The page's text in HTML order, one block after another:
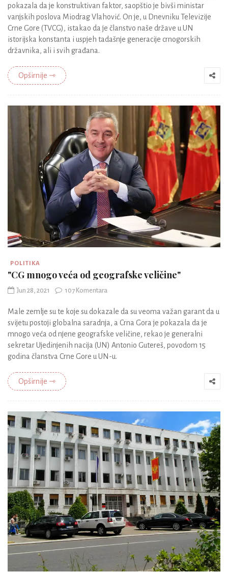
pokazala da je konstruktivan faktor, saopštio je bivši ministar
vanjskih poslova Miodrag Vlahović. On je, u Dnevniku Televizije
Crne Gore (TVCG), istakao da je članstvo naše države u UN
istorijska konstanta i uspjeh tadašnje generacije crnogorskih
državnika, ali i svih građana.
Opširnije ⇾
POLITIKA
"CG mnogo veća od geografske veličine"
Jun 28, 2021 107 Komentara
Male zemlje su te koje su dokazale da su veoma važan garant da u
svijetu postoji globalna saradnja, a Crna Gora je pokazala da je
mnogo veća od njene geografske veličine, rekao je generalni
sekretar Ujedinjenih nacija (UN) Antonio Gutereš, povodom 15
godina članstva Crne Gore u UN-u.
Opširnije ⇾